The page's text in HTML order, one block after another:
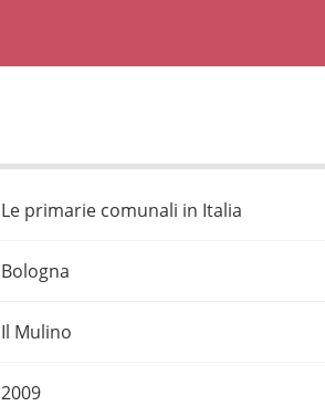
Le primarie comunali in Italia
Bologna
Il Mulino
2009